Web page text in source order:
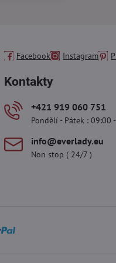
Facebook Instagram
Kontakty
+421 919 060 751
Pondělí - Pátek : 09:00
info​@everlady​.eu
Non stop ( 24/7 )